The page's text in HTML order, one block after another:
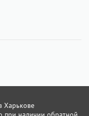
Харькове